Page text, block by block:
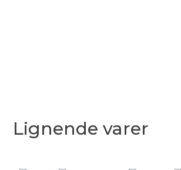
Lignende varer